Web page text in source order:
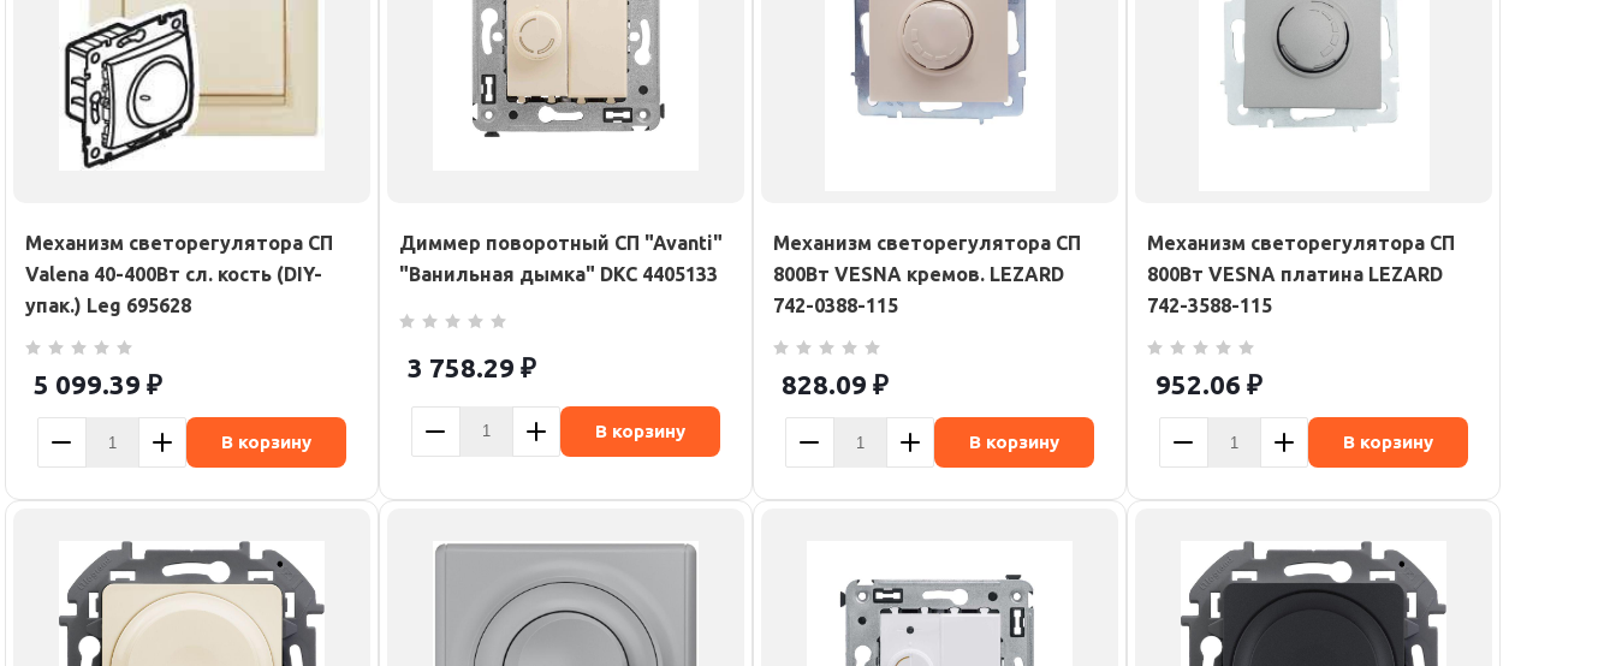
Механизм светорегулятора СП
Valena 40-400Вт сл. кость (DIY-
упак.) Leg 695628
5 099.39 ₽
В корзину
Диммер поворотный СП "Avanti"
"Ванильная дымка" DKC 4405133
3 758.29 ₽
В корзину
Механизм светорегулятора СП
800Вт VESNA кремов. LEZARD
742-0388-115
828.09 ₽
В корзину
Механизм светорегулятора СП
800Вт VESNA платина LEZARD
742-3588-115
952.06 ₽
В корзину